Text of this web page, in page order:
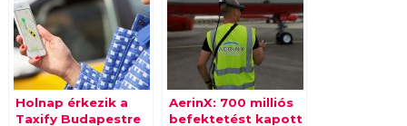
Holnap érkezik a
Taxify Budapestre
AerinX: 700 milliós
befektetést kapott